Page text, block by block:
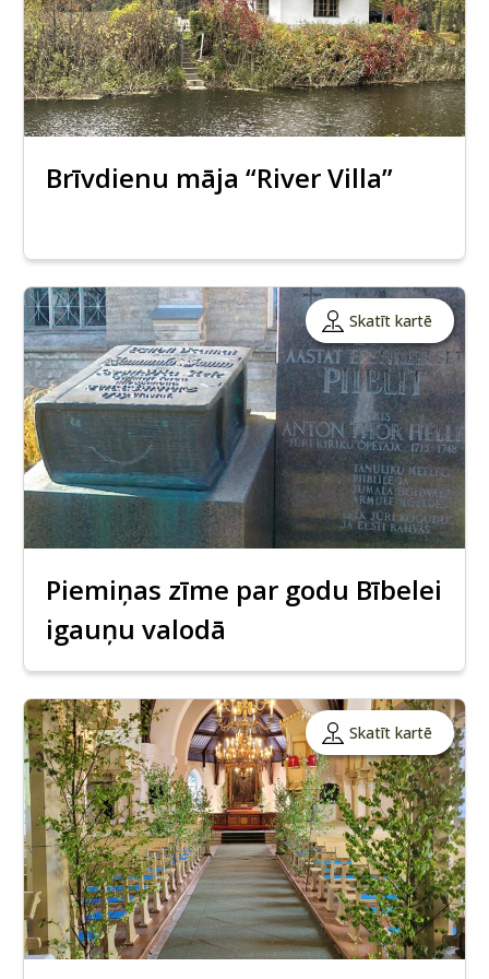
Brīvdienu māja “River Villa”
Skatīt kartē
Piemiņas zīme par godu Bībelei
igauņu valodā
Skatīt kartē